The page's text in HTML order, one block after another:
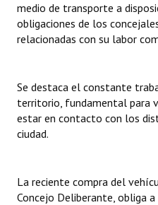
Resoluciones
Resoluciones de Presidencia
Antiguos Pobladores
Noticias Destacadas
Datos Históricos
medio de transporte a
obligaciones de los
relacionadas con su labor
Se destaca el constante
territorio, fundamental para
estar en contacto con los
ciudad.
La reciente compra del
Concejo Deliberante, obliga